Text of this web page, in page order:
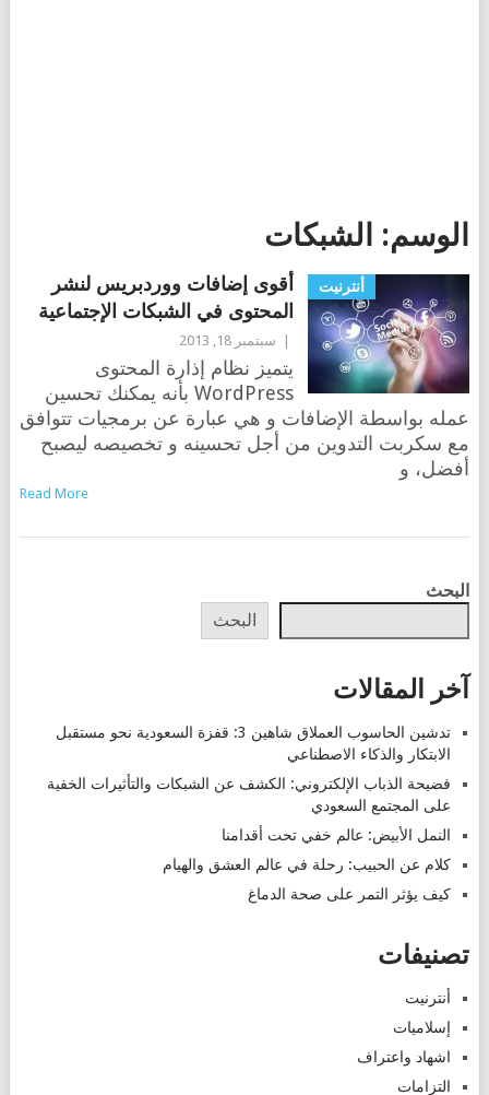
الوسم: الشبكات
أنترنيت
أقوى إضافات ووردبريس لنشر
المحتوى في الشبكات الإجتماعية
سبتمبر 18, 2013
يتميز نظام إذارة المحتوى
WordPress بأنه يمكنك تحسين
عمله بواسطة الإضافات و هي عبارة عن برمجيات تتوافق
مع سكربت التدوين من أجل تحسينه و تخصيصه ليصبح
أفضل، و
Read More
POSTS
البحث
البحث
آخر المقالات
تدشين الحاسوب العملاق شاهين 3: قفزة السعودية نحو مستقبل
الابتكار والذكاء الاصطناعي
فضيحة الذباب الإلكتروني: الكشف عن الشبكات والتأثيرات الخفية
على المجتمع السعودي
النمل الأبيض: عالم خفي تحت أقدامنا
كلام عن الحبيب: رحلة في عالم العشق والهيام
كيف يؤثر التمر على صحة الدماغ
تصنيفات
أنترنيت
إسلاميات
اشهاد واعتراف
التزامات